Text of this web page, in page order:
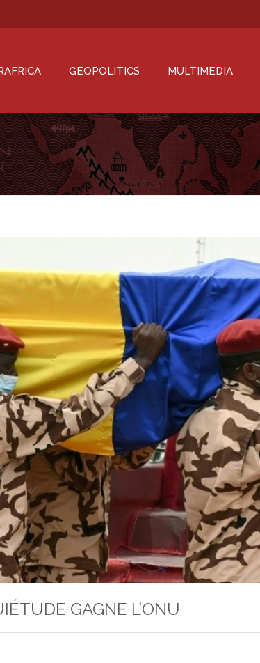
GEOPOLITICS MULTIMEDIA
GAGNE L’ONU